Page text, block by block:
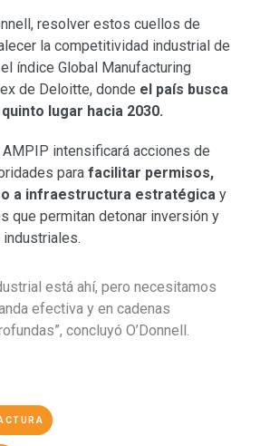
resolver estos cuellos de
la competitividad industrial de
índice Global Manufacturing
de Deloitte, donde el país busca
lugar hacia 2030.
intensificará acciones de
para facilitar permisos,
a infraestructura estratégica y
que permitan detonar inversión y
industriales.
está ahí, pero necesitamos
efectiva y en cadenas
concluyó O’Donnell.